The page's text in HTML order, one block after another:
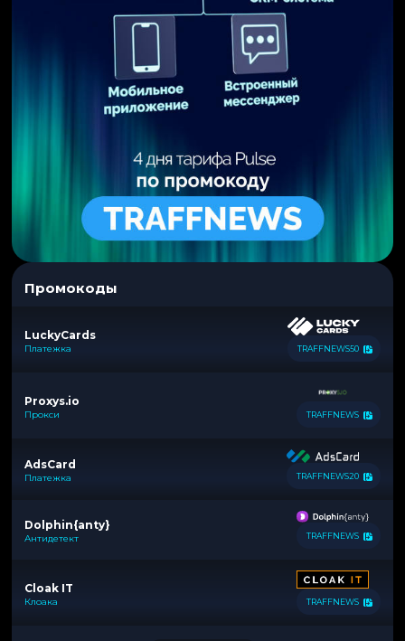
Промокоды
LuckyCards
Платежка TRAFFNEWS50
Proxys.io
Прокси TRAFFNEWS
AdsCard
Платежка TRAFFNEWS20
Dolphin{anty}
Антидетект TRAFFNEWS
Cloak IT
Клоака TRAFFNEWS